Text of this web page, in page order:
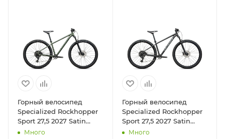
Горный велосипед
Specialized Rockhopper
Sport 27,5 2027 Satin
Bottle Green / Oak Green
Много
Горный велосипед
Specialized Rockhopper
Sport 27,5 2027 Satin
Metallic Obsidian /
Много